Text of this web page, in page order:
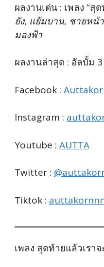
ผลงานเด่น : เพลง “สุ
ยัง, แย้มบาน, ชายหน้
มองฟ้า
ผลงานล่าสุด : อัลบั้ม 3
Facebook :
Instagram :
Youtube : AUTTA
Twitter :
Tiktok :
เพลง สุดท้ายแล้วเราจ